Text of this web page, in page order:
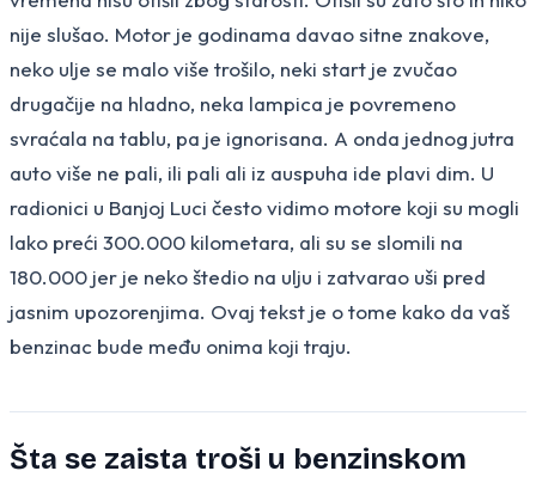
nije slušao. Motor je godinama davao sitne znakove,
neko ulje se malo više trošilo, neki start je zvučao
drugačije na hladno, neka lampica je povremeno
svraćala na tablu, pa je ignorisana. A onda jednog jutra
auto više ne pali, ili pali ali iz auspuha ide plavi dim. U
radionici u Banjoj Luci često vidimo motore koji su mogli
lako preći 300.000 kilometara, ali su se slomili na
180.000 jer je neko štedio na ulju i zatvarao uši pred
jasnim upozorenjima. Ovaj tekst je o tome kako da vaš
benzinac bude među onima koji traju.
Šta se zaista troši u benzinskom